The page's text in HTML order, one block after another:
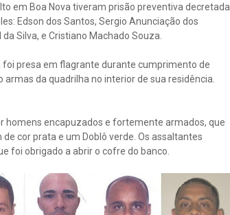
em Boa Nova tiveram prisão preventiva decretada
Edson dos Santos, Sergio Anunciação dos
Silva, e Cristiano Machado Souza.
foi presa em flagrante durante cumprimento de
da quadrilha no interior de sua residência.
homens encapuzados e fortemente armados, que
cor prata e um Doblô verde. Os assaltantes
foi obrigado a abrir o cofre do banco.